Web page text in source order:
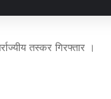
तस्कर गिरफ्तार ।